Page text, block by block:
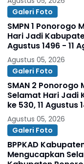
Galeri Foto
SMPN 1 Ponorogo
Hari Jadi
Agustus 1496 - 11
Agustus 05, 2026
Galeri Foto
SMAN 2 Ponorogo
Selamat Hari Jadi
ke 530, 11 Agustus
Agustus 05, 2026
Galeri Foto
BPPKAD
Mengucapkan